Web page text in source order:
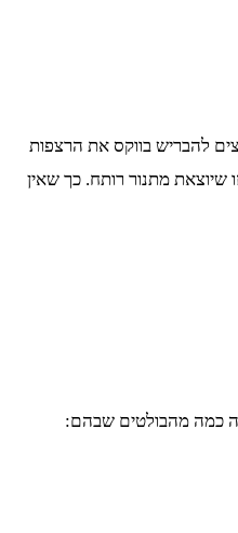
להבריש בווקס את הרצפות
שיוצאת מתנור רותח. כך שאין
כמה מהבולטים שבהם: